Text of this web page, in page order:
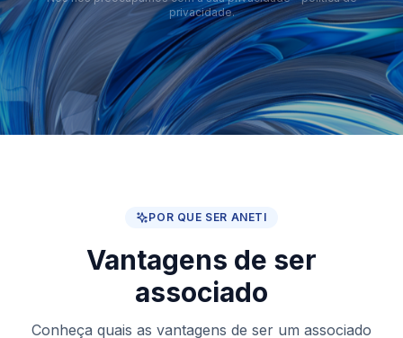
privacidade.
POR QUE SER ANETI
Vantagens de ser
associado
Conheça quais as vantagens de ser um associado